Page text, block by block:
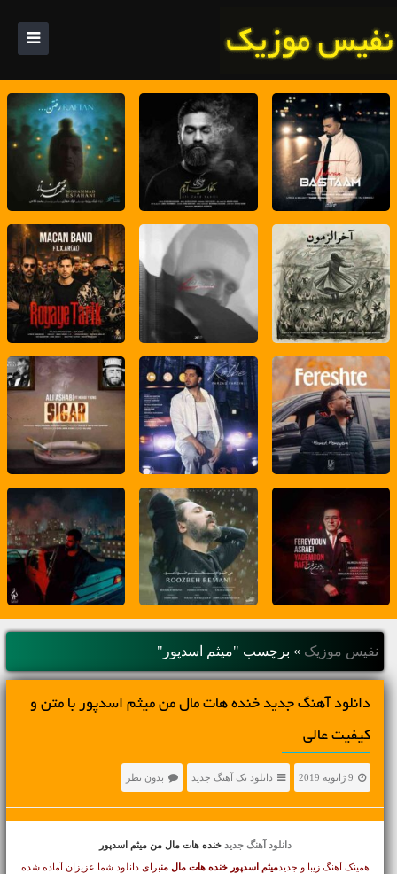
نفیس موزیک » برچسب "میثم اسدپور"
دانلود آهنگ جديد خنده هات مال من میثم اسدپور با متن و
کیفیت عالی
9 ژانویه 2019 دانلود تک آهنگ جدید بدون نظر
دانلود آهنگ جدید خنده هات مال من میثم اسدپور
همینک آهنگ زیبا و جدیدمیثم اسدپور خنده هات مال منبرای دانلود شما عزیزان آماده شده